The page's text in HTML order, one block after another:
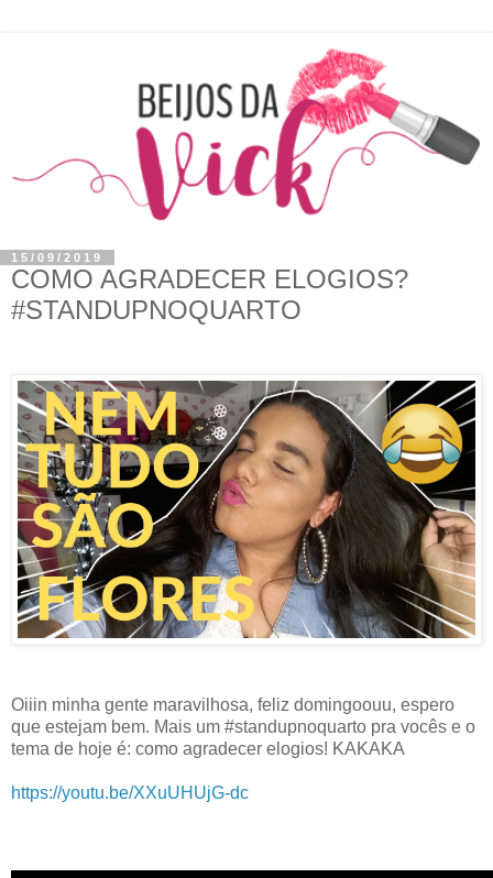
15/09/2019
COMO AGRADECER ELOGIOS?
#STANDUPNOQUARTO
Oiiin minha gente maravilhosa, feliz domingoouu, espero
que estejam bem. Mais um #standupnoquarto pra vocês e o
tema de hoje é: como agradecer elogios! KAKAKA
https://youtu.be/XXuUHUjG-dc